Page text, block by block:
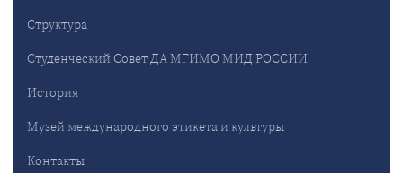
Структура
Студенческий Совет ДА МГИМО МИД РОССИИ
История
Музей международного этикета и культуры
Контакты